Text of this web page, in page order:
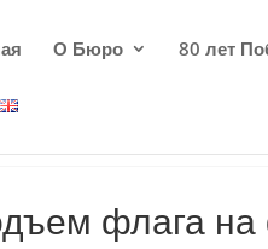
О Бюро 80 лет
флага